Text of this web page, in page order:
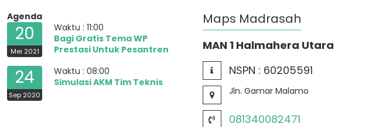
Agenda
20
Mei 2021
Waktu : 11:00
Bagi Gratis Tema WP
Prestasi Untuk Pesantren
24
Sep 2020
Waktu : 08:00
Simulasi AKM Tim Teknis
Maps Madrasah
MAN 1 Halmahera Utara
NSPN : 60205591
Jln. Gamar Malamo
081340082471